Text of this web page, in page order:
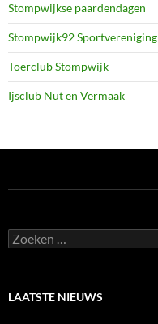
Stompwijkse paardendagen
Stompwijk92 Sportvereniging
Toerclub Stompwijk
Ijsclub Nut en Vermaak
Zoeken
naar:
LAATSTE NIEUWS